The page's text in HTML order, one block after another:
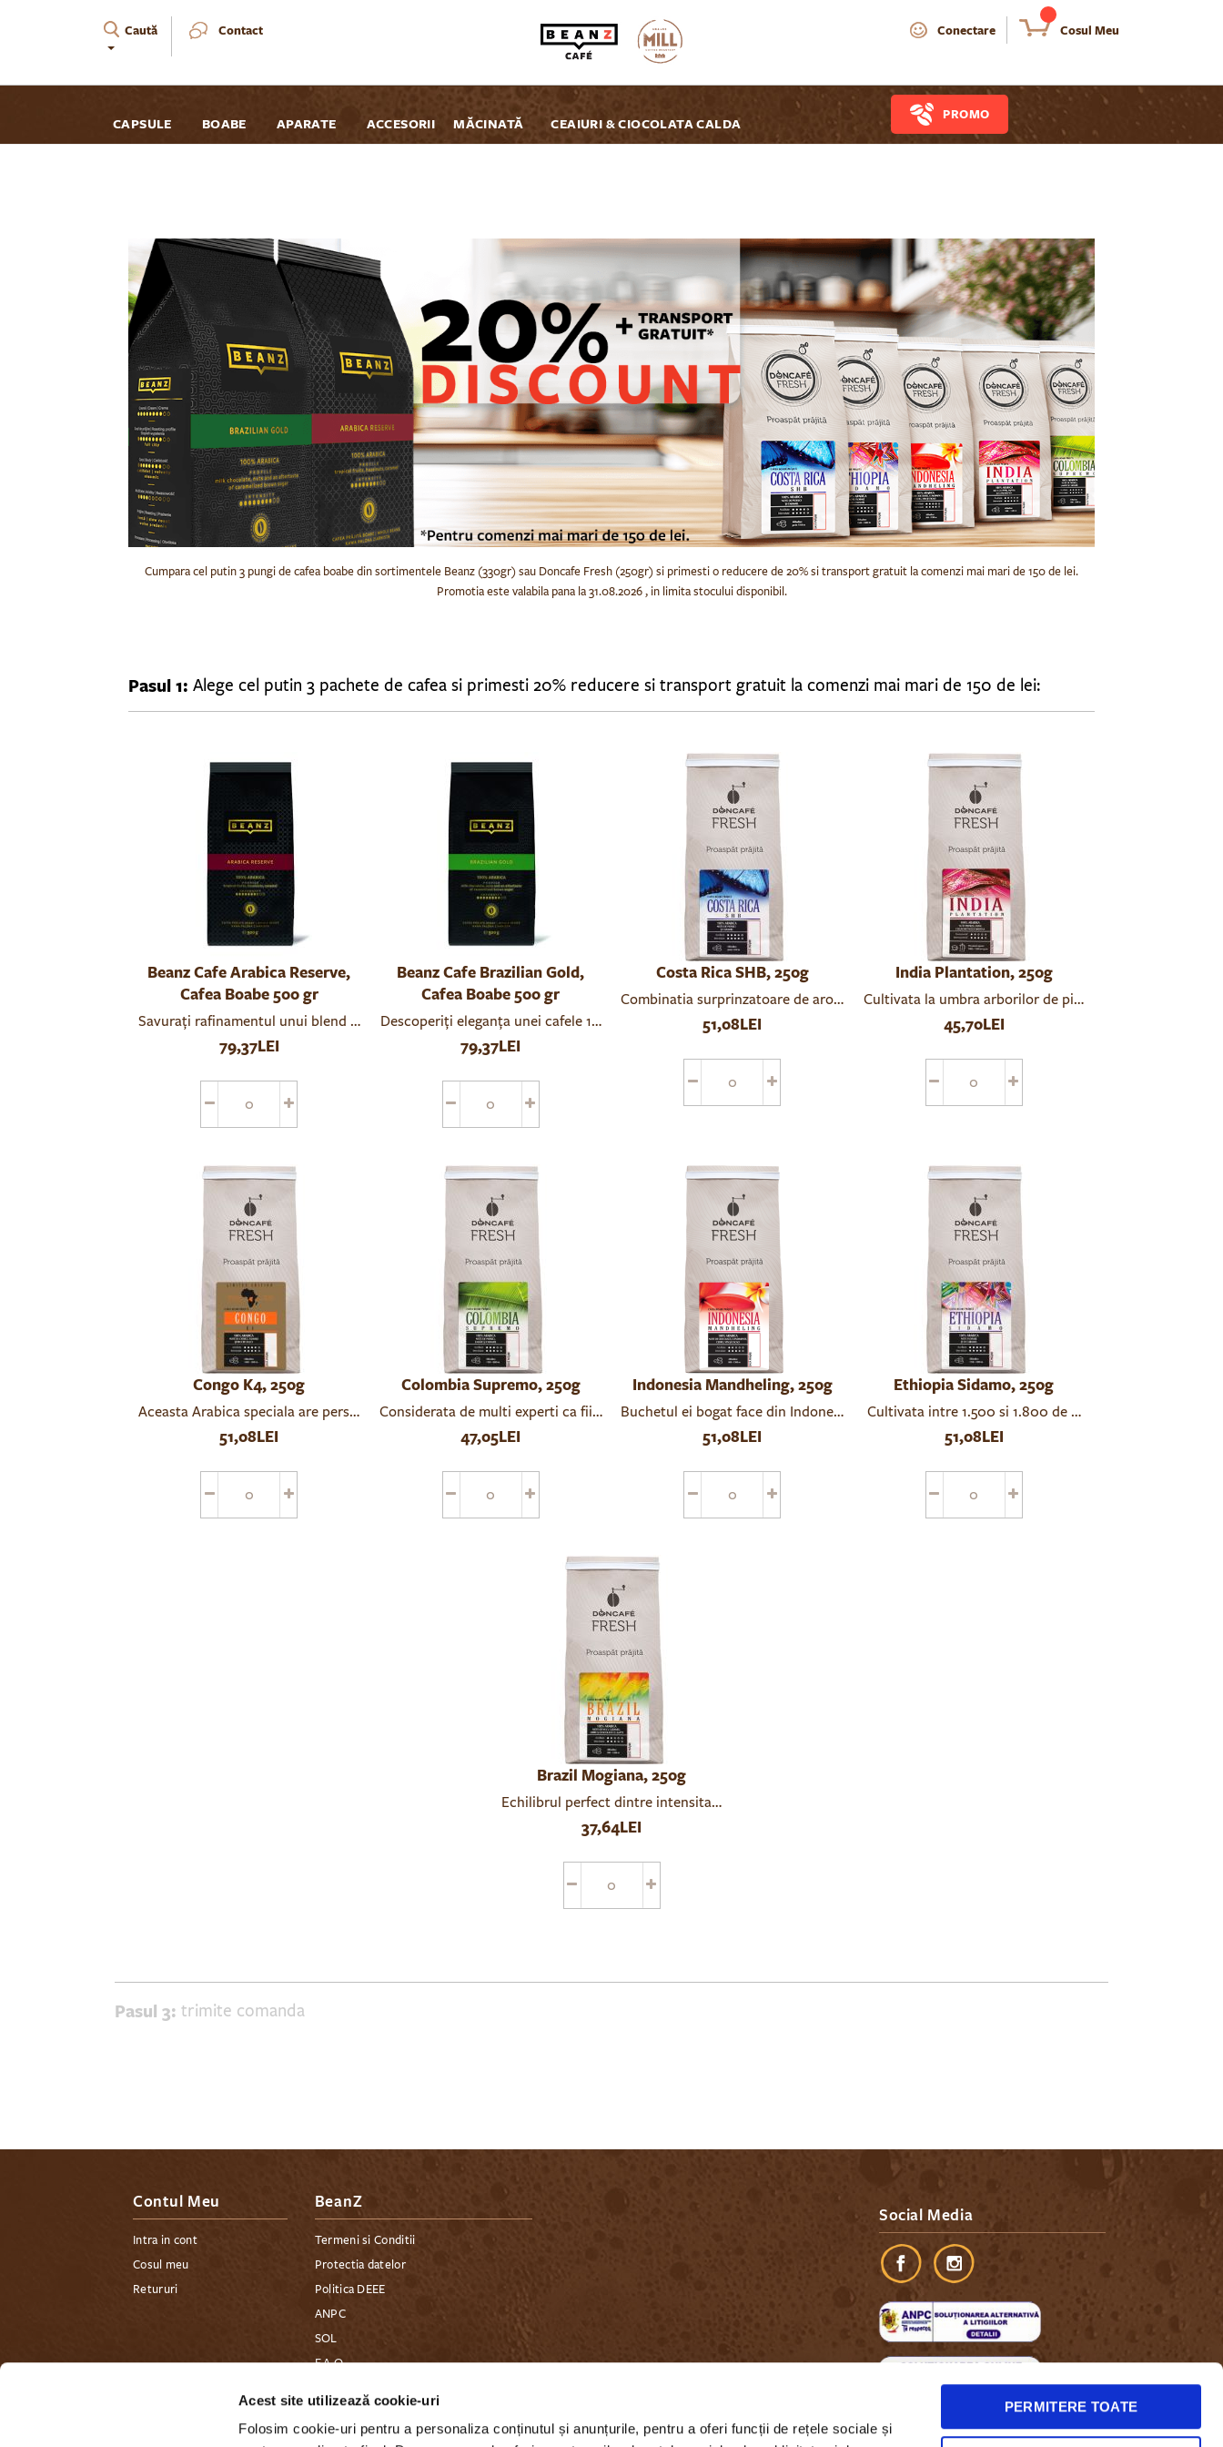
Acest site utilizează cookie-uri
Folosim cookie-uri pentru a personaliza conținutul și anunțurile, pentru a oferi funcții de rețele sociale și
PERMITERE TOATE
Caută Contact Cosul Meu
Conectare
CAPSULE BOABE APARATE ACCESORII MĂCINATĂ CEAIURI & CIOCOLATA CALDA
PROMO
Cumpara cel putin 3 pungi de cafea boabe din sortimentele Beanz (330gr) sau Doncafe Fresh (250gr) si primesti o reducere de 20% si transport gratuit la comenzi mai mari de 150 de lei.
Promotia este valabila pana la 31.08.2026 , in limita stocului disponibil.
Pasul 1: Alege cel putin 3 pachete de cafea si primesti 20% reducere si transport gratuit la comenzi mai mari de 150 de lei:
Beanz Cafe Arabica Reserve,
Cafea Boabe 500 gr
Savurați rafinamentul unui blend 100% Arabica, caracterizat printr-o textură catifelată și un corp bogat, acompaniat de o aciditate medie, armonios echilibrată. Notele
79,37LEI
Beanz Cafe Brazilian Gold,
Cafea Boabe 500 gr
Descoperiți eleganța unei cafele 100% Arabica, caracterizată printr-un corp catifelat și o aciditate scăzută, perfect echilibrată.
79,37LEI
Costa Rica SHB, 250g
Combinatia surprinzatoare de arome care vin direct din natura, fac din Costa Rica SHB o cafea
51,08LEI
India Plantation, 250g
Cultivata la umbra arborilor de piper, banane,
45,70LEI
Congo K4, 250g
Aceasta Arabica speciala are personalitatea complexa a cafelei cultivate la altitudine ridicata
51,08LEI
Colombia Supremo, 250g
Considerata de multi experti ca fiind cafeaua absoluta! Buchet bogat de arome, cu note de piersica, citrice si caramel
47,05LEI
Indonesia Mandheling, 250g
Buchetul ei bogat face din Indonesia Mandheling o cafea cu o esenta desavarsita
51,08LEI
Ethiopia Sidamo, 250g
Cultivata intre 1.500 si 1.800 de metri altitudine.
51,08LEI
Brazil Mogiana, 250g
Echilibrul perfect dintre intensitate si gustul dulce, cu note de ciocolata, nuci si miere
37,64LEI
Pasul 3: trimite comanda
Contul Meu
Intra in cont
Cosul meu
Retururi
BeanZ
Termeni si Conditii
Protectia datelor
Politica DEEE
ANPC
SOL
F.A.Q
Social Media